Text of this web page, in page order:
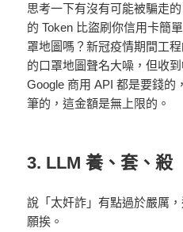
思考一下有沒有可能被騙走
的 Token 比盜刷你信用卡簡
罩地圖嗎？新冠疫情期間工
的口罩地圖聲名大噪，但收
Google 商用 API 都是要錢的
筆的，這金額是無上限的。
3. LLM 養、套、殺
說「太奸詐」有點過於嚴厲
願挨。